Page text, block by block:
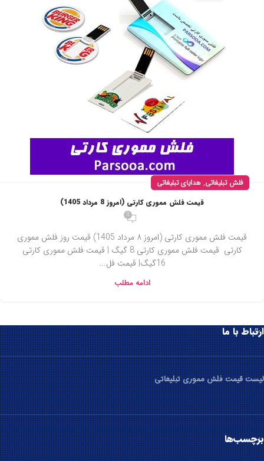
فلش تبلیغاتی, هدایای تبلیغاتی
قیمت فلش مموری کارتی (امروز 8 مرداد 1405)
0
قیمت فلش مموری کارتی (امروز ۸ مردا‌د 1405) قیمت روز فلش مموری
کارتی قیمت فلش مموری کارتی 8 گیگ | قیمت فلش مموری کارتی
16گیگ| قیمت فل...
ادامه مطلب
ارتباط با ما
لیست قیمت فلش مموری تبلیغاتی
برچسب‌ها